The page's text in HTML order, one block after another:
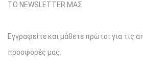
ΤΟ NEWSLETTER ΜΑΣ
Εγγραφείτε και μάθετε πρώτοι για τις
προσφορές μας.